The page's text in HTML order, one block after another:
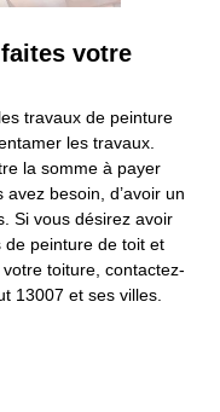
votre
travaux de peinture
les travaux.
la somme à payer
besoin, d’avoir un
Si vous désirez avoir
peinture de toit et
toiture, contactez-
13007 et ses villes.